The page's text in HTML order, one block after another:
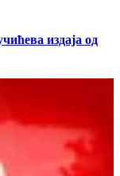
издаја од